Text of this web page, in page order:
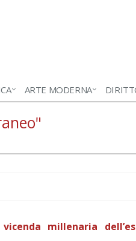
ARTE MODERNA
millenaria